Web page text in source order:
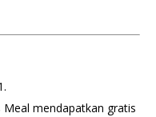
mendapatkan gratis